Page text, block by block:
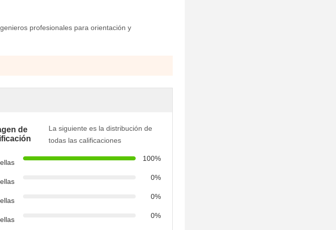
profesionales para orientación y
de
La siguiente es la distribución de
todas las calificaciones
100%
0%
0%
0%